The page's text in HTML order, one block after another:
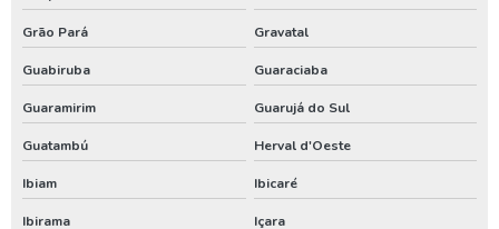
Valor de perfuração de poço artesiano
Instalação de poço
Tubulação para poço artesiano
Aluguel de compressor de ar
Grão Pará Gravatal
Guabiruba Guaraciaba
Guaramirim Guarujá do Sul
Guatambú Herval d'Oeste
Ibiam Ibicaré
Ibirama Içara